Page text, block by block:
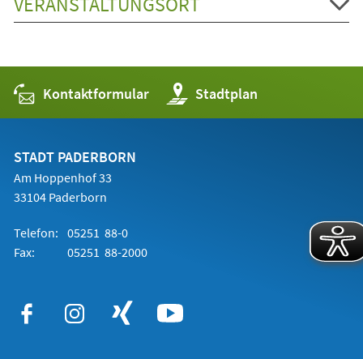
Kontaktformular Stadtplan
(Öffnet
in
einem
STADT PADERBORN
Am Hoppenhof 33
33104 Paderborn
Telefon: 05251 88-0
Fax:
05251 88-2000